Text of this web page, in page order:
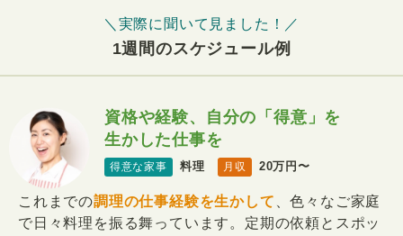
＼実際に聞いて見ました！／
1週間のスケジュール例
資格や経験、自分の「得意」を
生かした仕事を
得意な家事 料理 月収 20万円〜
これまでの調理の仕事経験を生かして 、色々なご家庭
で日々料理を振る舞っています。定期の依頼とスポッ